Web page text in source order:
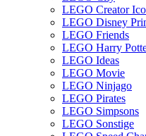
LEGO Creator
LEGO Disney
LEGO Friends
LEGO Harry
LEGO Ideas
LEGO Movie
LEGO Ninjago
LEGO Pirates
LEGO Simpsons
LEGO Sonstige